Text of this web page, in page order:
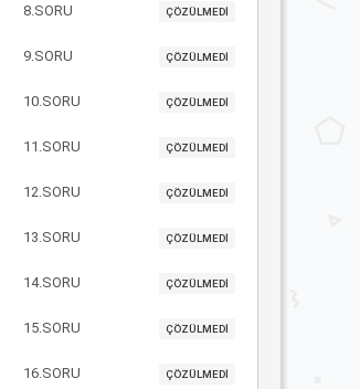
8.SORU ÇÖZÜLMEDİ
9.SORU ÇÖZÜLMEDİ
10.SORU ÇÖZÜLMEDİ
11.SORU ÇÖZÜLMEDİ
12.SORU ÇÖZÜLMEDİ
13.SORU ÇÖZÜLMEDİ
14.SORU ÇÖZÜLMEDİ
15.SORU ÇÖZÜLMEDİ
16.SORU ÇÖZÜLMEDİ